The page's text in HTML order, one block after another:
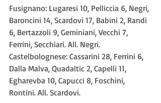
Fusignano: Lugaresi 10, Pelliccia 6, Negri,
Baroncini 14, Scardovi 17, Babini 2, Randi
6, Bertazzoli 9, Geminiani, Vecchi 7,
Ferrini, Secchiari. All. Negri.
Castelbolognese: Cassarini 28, Ferrini 6,
Dalla Malva, Quadaltic 2, Capelli 11,
Egharevba 10, Capucci 8, Foschini,
Rontini. All. Scardovi.